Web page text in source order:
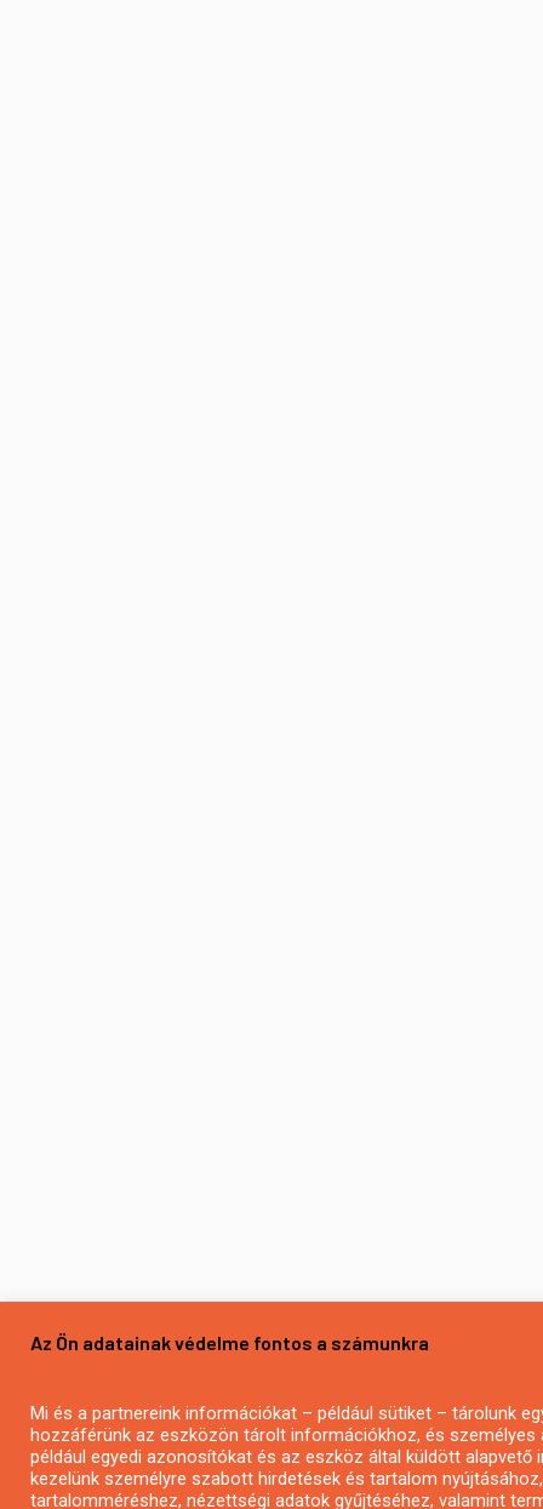
Az Ön adatainak védelme fontos a számunkra
Mi és a partnereink információkat – például sütiket – tárolunk
hozzáférünk az eszközön tárolt információkhoz, és személyes
például egyedi azonosítókat és az eszköz által küldött alapvető
kezelünk személyre szabott hirdetések és tartalom
tartalomméréshez, nézettségi adatok gyűjtéséhez, valamint